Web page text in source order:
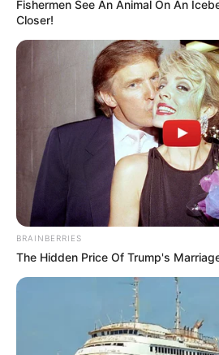
Fishermen See An Animal On An
Closer!
BRAINBERRIES
The Hidden Price Of Trump's